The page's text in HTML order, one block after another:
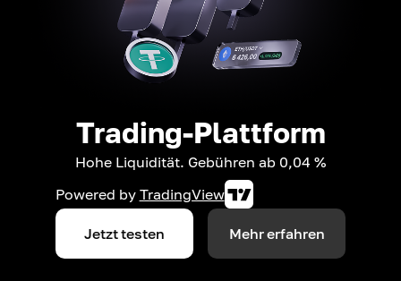
Trading-Plattform
Hohe Liquidität. Gebühren ab 0,04 %
Powered by TradingView
Jetzt testen Mehr erfahren